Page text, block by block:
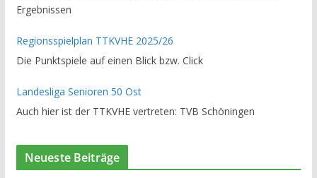
Ergebnissen
Regionsspielplan TTKVHE 2025/26
Die Punktspiele auf einen Blick bzw. Click
Landesliga Senioren 50 Ost
Auch hier ist der TTKVHE vertreten: TVB Schöningen
Neueste Beiträge